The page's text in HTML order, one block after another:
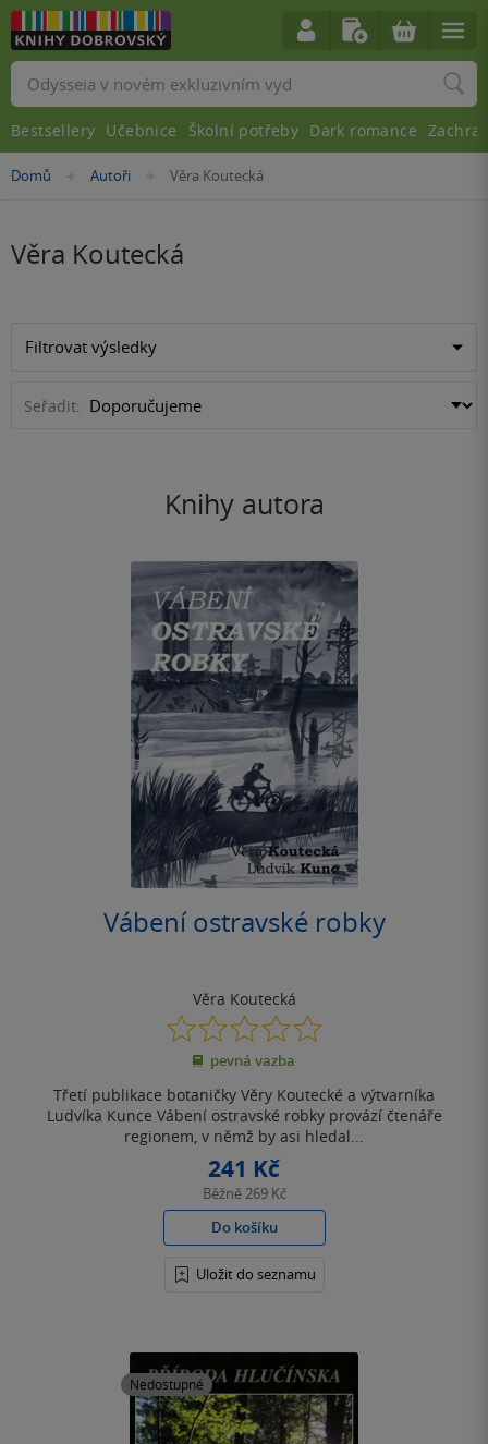
Nacházíte
Domů »Autoři »
Věra Koutecká
Věra Koutecká
Filtrovat výsledky
Seřadit:
Knihy autora
Vábení ostravské robky
Věra Koutecká
0.0
z
5
pevná vazba
Třetí publikace botaničky Věry Koutecké a výtvarníka
Ludvíka Kunce Vábení ostravské robky provází čtenáře
regionem, v němž by asi hledal...
241 Kč
Běžně269 Kč
Do košíku
Uložit do seznamu
Nedostupné
Vyhledávání
Bestsellery Učebnice Školní potřeby Dark romance